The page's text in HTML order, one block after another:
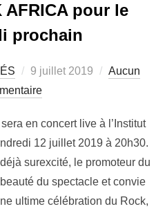
pour le
prochain
9 juillet 2019
Aucun
en concert live à l’Institut
12 juillet 2019 à 20h30.
surexcité, le promoteur du
du spectacle et convie
ultime célébration du Rock,